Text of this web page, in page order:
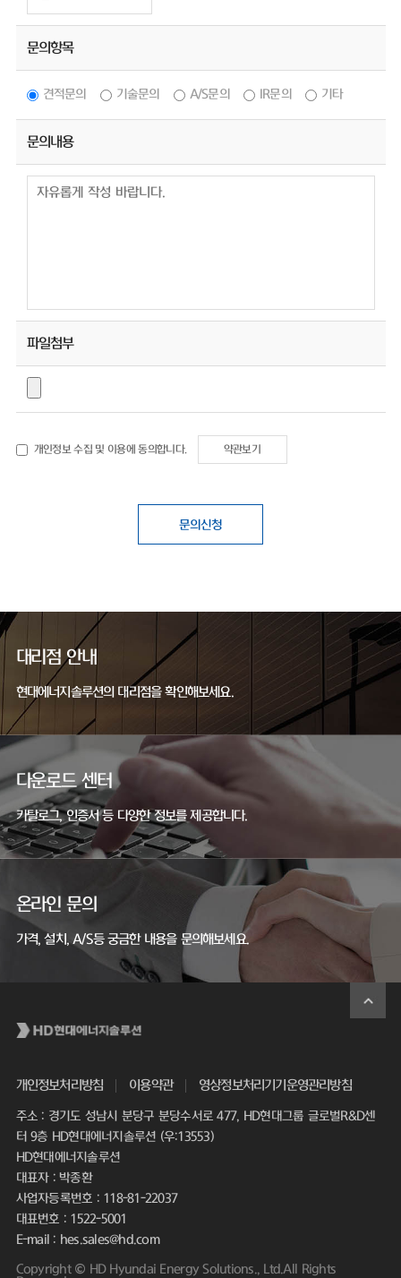
문의항목
견적문의 기술문의 A/S문의 IR문의 기타
문의내용
파일첨부
개인정보 수집 및 이용에 동의합니다. 약관보기
문의신청
대리점 안내
현대에너지솔루션의 대리점을 확인해보세요.
다운로드 센터
카탈로그, 인증서 등 다양한 정보를 제공합니다.
온라인 문의
가격, 설치, A/S등 궁금한 내용을 문의해보세요.
개인정보처리방침 이용약관 영상정보처리기기운영관리방침
주소 : 경기도 성남시 분당구 분당수서로 477, HD현대그룹 글로벌R&D센
터 9층 HD현대에너지솔루션 (우:13553)
HD현대에너지솔루션
대표자 : 박종환
사업자등록번호 : 118-81-22037
대표번호 : 1522-5001
E-mail : hes.sales@hd.com
Copyright © HD Hyundai Energy Solutions., Ltd.All Rights